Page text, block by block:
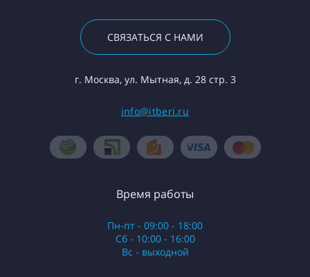
СВЯЗАТЬСЯ С НАМИ
г. Москва, ул. Мытная, д. 28 стр. 3
info@itberi.ru
Время работы
Пн-пт - 09:00 - 18:00
Сб - 10:00 - 16:00
Вс - выходной